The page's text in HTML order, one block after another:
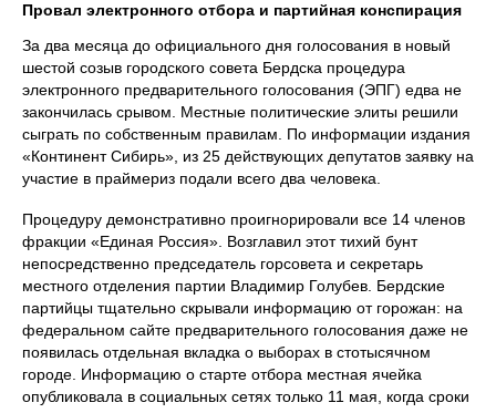
Провал электронного отбора и партийная конспирация
За два месяца до официального дня голосования в новый
шестой созыв городского совета Бердска процедура
электронного предварительного голосования (ЭПГ) едва не
закончилась срывом. Местные политические элиты решили
сыграть по собственным правилам. По информации издания
«Континент Сибирь», из 25 действующих депутатов заявку на
участие в праймериз подали всего два человека.
Процедуру демонстративно проигнорировали все 14 членов
фракции «Единая Россия». Возглавил этот тихий бунт
непосредственно председатель горсовета и секретарь
местного отделения партии Владимир Голубев. Бердские
партийцы тщательно скрывали информацию от горожан: на
федеральном сайте предварительного голосования даже не
появилась отдельная вкладка о выборах в стотысячном
городе. Информацию о старте отбора местная ячейка
опубликовала в социальных сетях только 11 мая, когда сроки